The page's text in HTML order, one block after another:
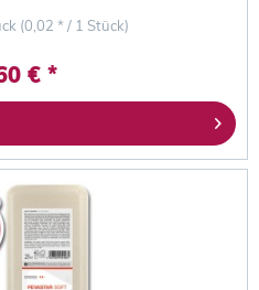
(0,02 * / 1 Stück)
€ *